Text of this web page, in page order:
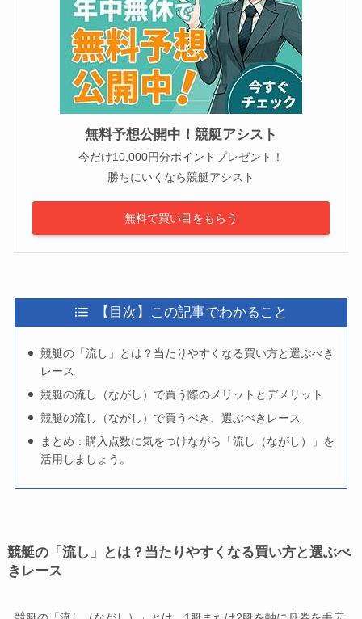
無料予想公開中！競艇アシスト
今だけ10,000円分ポイントプレゼント！
勝ちにいくなら競艇アシスト
無料で買い目をもらう
【目次】この記事でわかること
競艇の「流し」とは？当たりやすくなる買い方と選ぶべき
レース
競艇の流し（ながし）で買う際のメリットとデメリット
競艇の流し（ながし）で買うべき、選ぶべきレース
まとめ：購入点数に気をつけながら「流し（ながし）」を
活用しましょう。
競艇の「流し」とは？当たりやすくなる買い方と選ぶべ
きレース